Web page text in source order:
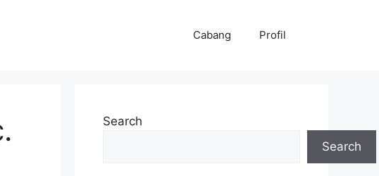
Cabang Profil
Search
Search